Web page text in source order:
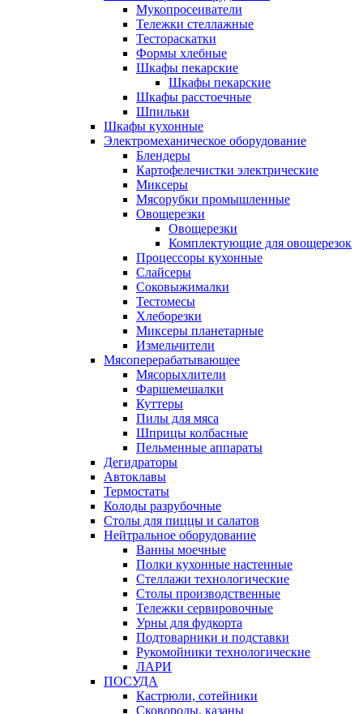
Мукопросеиватели
Тележки стеллажные
Тестораскатки
Формы хлебные
Шкафы пекарские
Шкафы пекарские
Шкафы расстоечные
Шпильки
Шкафы кухонные
Электромеханическое оборудование
Блендеры
Картофелечистки электрические
Миксеры
Мясорубки промышленные
Овощерезки
Овощерезки
Комплектующие для овощерезок
Процессоры кухонные
Слайсеры
Соковыжималки
Тестомесы
Хлеборезки
Миксеры планетарные
Измельчители
Мясоперерабатывающее
Мясорыхлители
Фаршемешалки
Куттеры
Пилы для мяса
Шприцы колбасные
Пельменные аппараты
Дегидраторы
Автоклавы
Термостаты
Колоды разрубочные
Столы для пиццы и салатов
Нейтральное оборудование
Ванны моечные
Полки кухонные настенные
Стеллажи технологические
Столы производственные
Тележки сервировочные
Урны для фудкорта
Подтоварники и подставки
Рукомойники технологические
ЛАРИ
ПОСУДА
Кастрюли, сотейники
Сковороды, казаны